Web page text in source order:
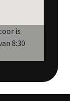
is
8:30